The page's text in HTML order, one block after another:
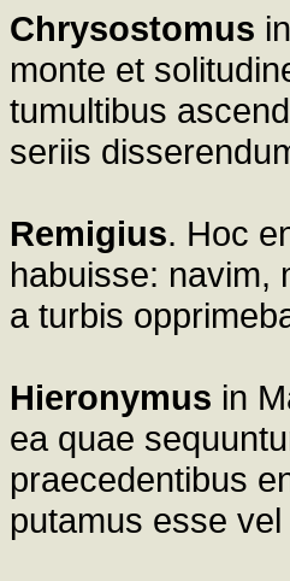
Chrysostomus
monte et
tumultibus
seriis
Remigius. Hoc
habuisse: navim,
a turbis
Hieronymus in
ea quae
praecedentibus
putamus esse